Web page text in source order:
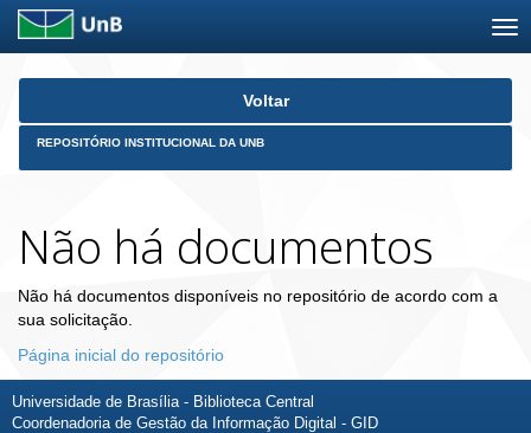
Skip
Voltar
REPOSITÓRIO INSTITUCIONAL DA UNB
Não há documentos
Não há documentos disponíveis no repositório de acordo com a
sua solicitação.
Página inicial do repositório
Universidade de Brasília - Biblioteca Central
Coordenadoria de Gestão da Informação Digital - GID